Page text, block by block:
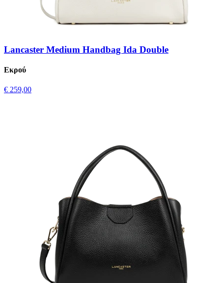
Lancaster Medium Handbag Ida Double
Εκρού
€ 259,00